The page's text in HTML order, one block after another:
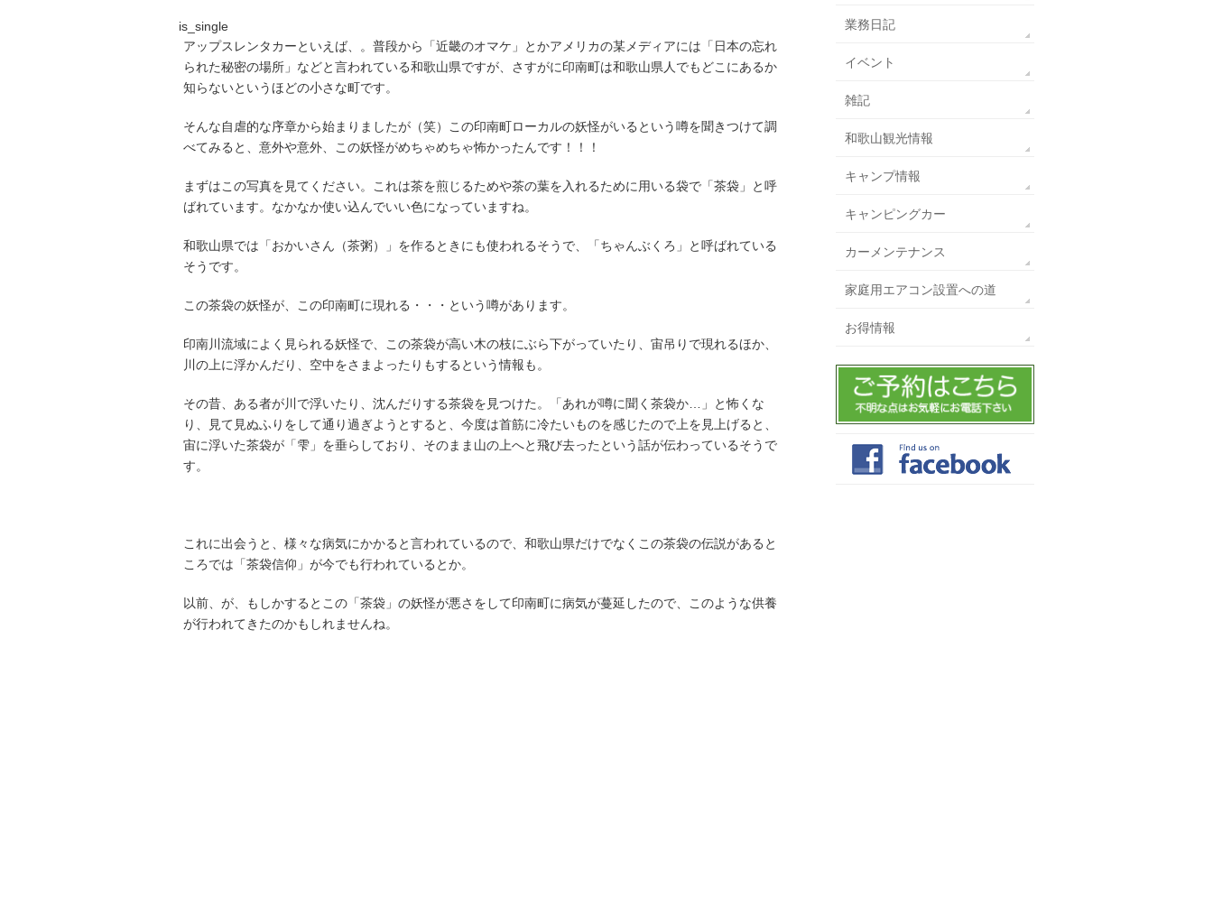
is_single
アップスレンタカーといえば、。普段から「近畿のオマケ」とかアメリカの某メディアには「日本の忘れ
られた秘密の場所」などと言われている和歌山県ですが、さすがに印南町は和歌山県人でもどこにあるか
知らないというほどの小さな町です。
そんな自虐的な序章から始まりましたが（笑）この印南町ローカルの妖怪がいるという噂を聞きつけて調
べてみると、意外や意外、この妖怪がめちゃめちゃ怖かったんです！！！
まずはこの写真を見てください。これは茶を煎じるためや茶の葉を入れるために用いる袋で「茶袋」と呼
ばれています。なかなか使い込んでいい色になっていますね。
和歌山県では「おかいさん（茶粥）」を作るときにも使われるそうで、「ちゃんぶくろ」と呼ばれている
そうです。
この茶袋の妖怪が、この印南町に現れる・・・という噂があります。
印南川流域によく見られる妖怪で、この茶袋が高い木の枝にぶら下がっていたり、宙吊りで現れるほか、
川の上に浮かんだり、空中をさまよったりもするという情報も。
その昔、ある者が川で浮いたり、沈んだりする茶袋を見つけた。「あれが噂に聞く茶袋か…」と怖くな
り、見て見ぬふりをして通り過ぎようとすると、今度は首筋に冷たいものを感じたので上を見上げると、
宙に浮いた茶袋が「雫」を垂らしており、そのまま山の上へと飛び去ったという話が伝わっているそうで
す。
これに出会うと、様々な病気にかかると言われているので、和歌山県だけでなくこの茶袋の伝説があると
ころでは「茶袋信仰」が今でも行われているとか。
以前、が、もしかするとこの「茶袋」の妖怪が悪さをして印南町に病気が蔓延したので、このような供養
が行われてきたのかもしれませんね。
業務日記
イベント
雑記
和歌山観光情報
キャンプ情報
キャンピングカー
カーメンテナンス
家庭用エアコン設置への道
お得情報